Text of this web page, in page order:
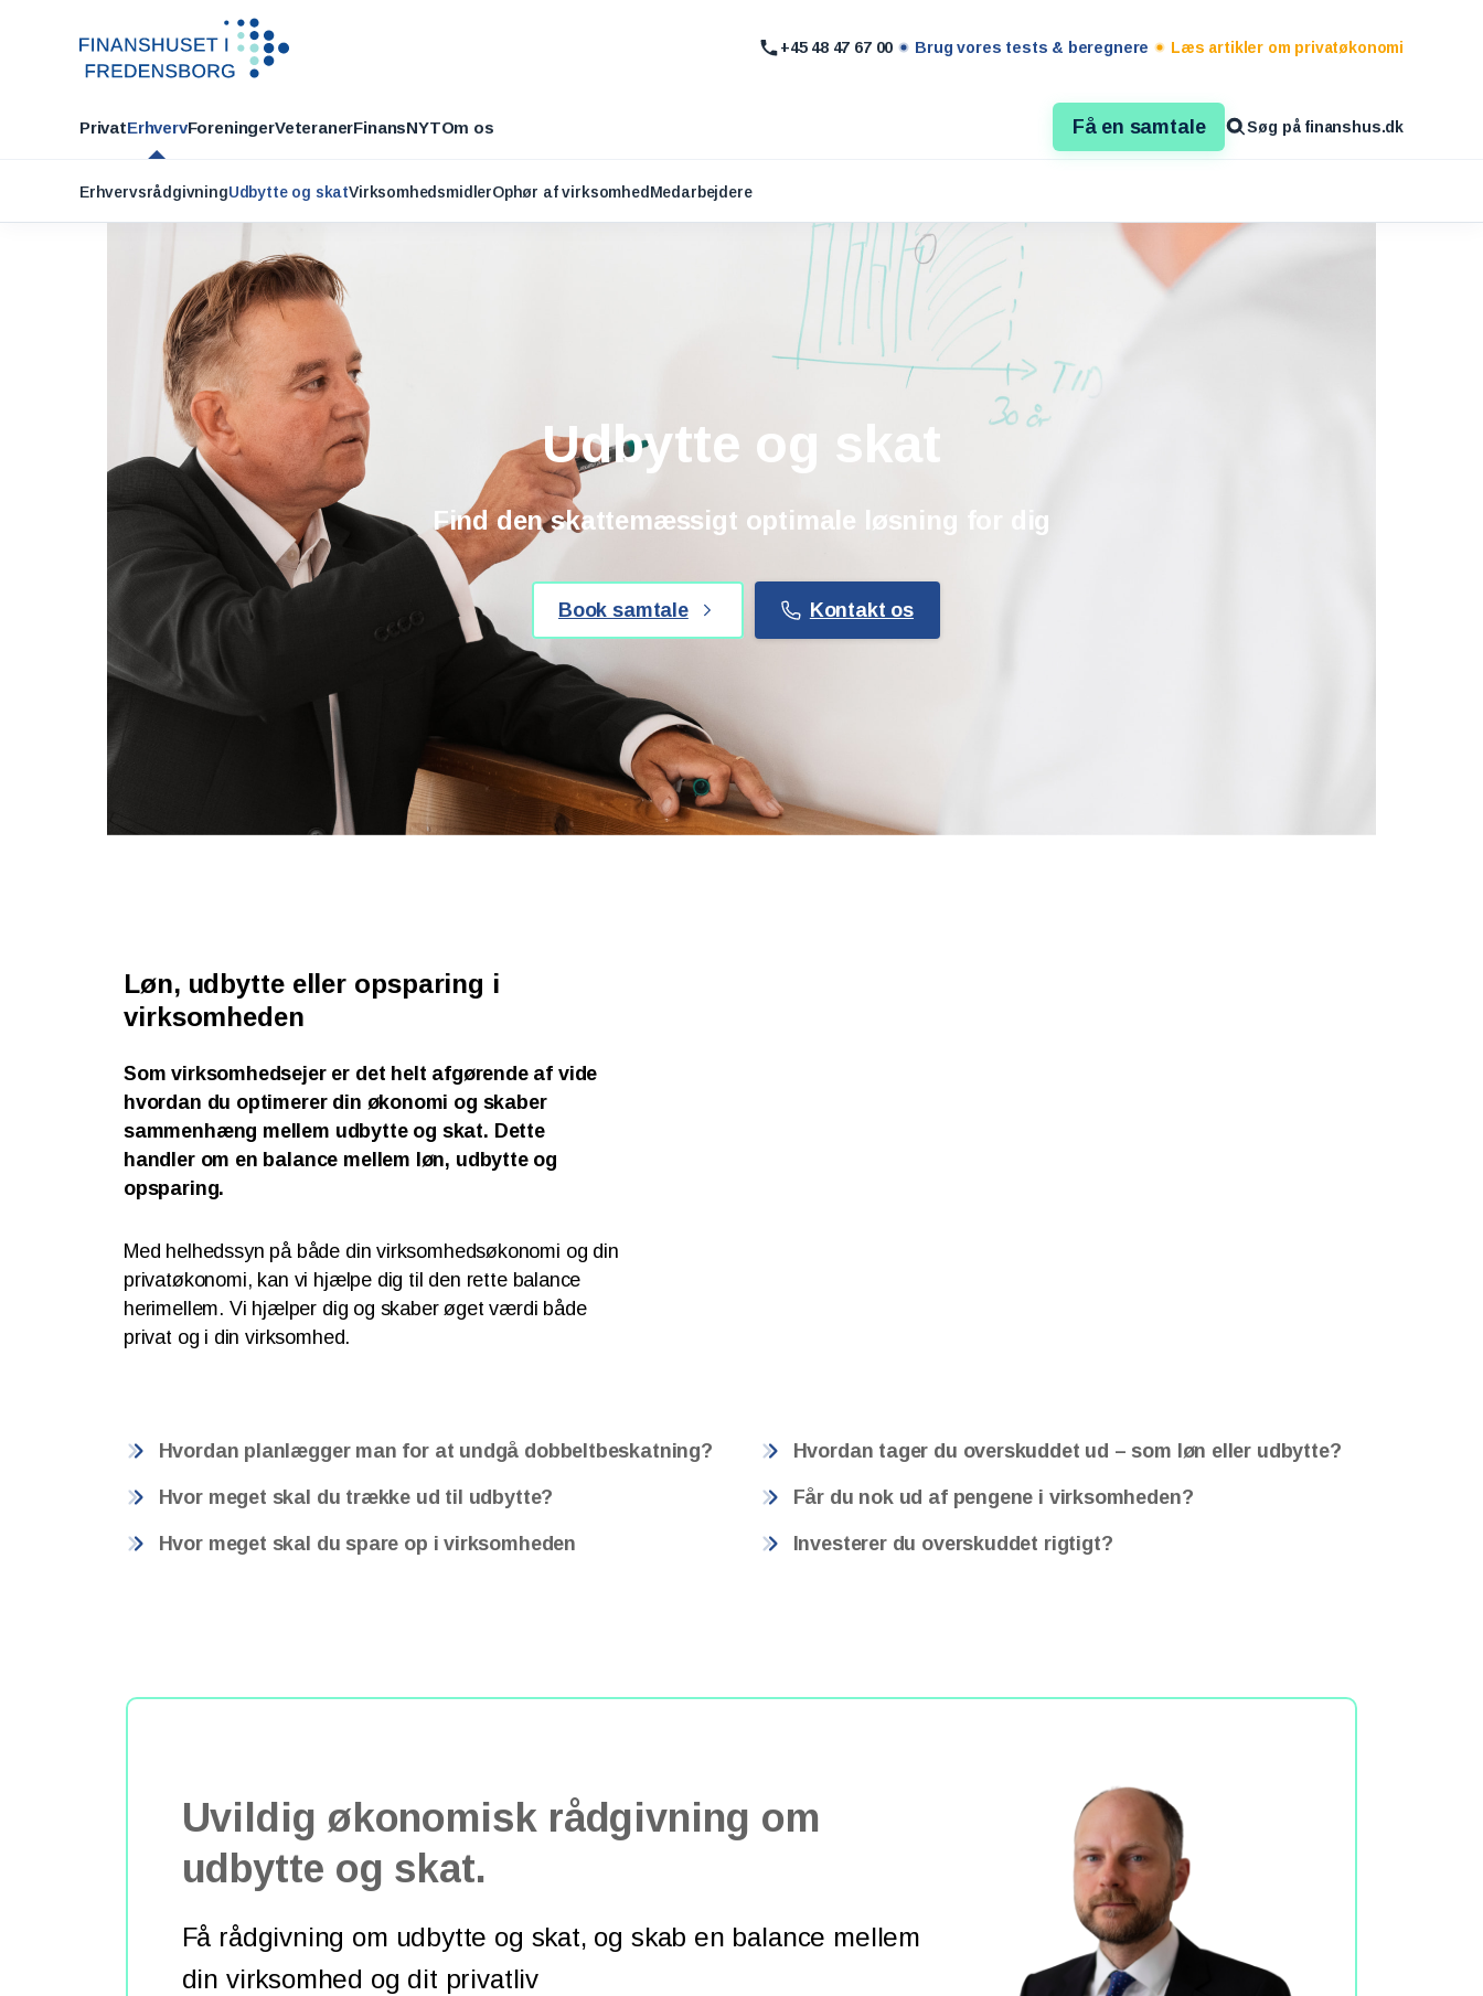
+45 48 47 67 00 Brug vores tests & beregnere Læs artikler om privatøkonomi
PrivatErhvervForeningerVeteranerFinansNYTOm os Få en samtale Søg på finanshus.dk
ErhvervsrådgivningUdbytte og skatVirksomhedsmidlerOphør af virksomhed Medarbejdere
Udbytte og skat
Find den skattemæssigt optimale løsning for dig
Book samtale Kontakt os
Løn, udbytte eller opsparing i
virksomheden
Som virksomhedsejer er det helt afgørende af vide
hvordan du optimerer din økonomi og skaber
sammenhæng mellem udbytte og skat. Dette
handler om en balance mellem løn, udbytte og
opsparing.
Med helhedssyn på både din virksomhedsøkonomi og din
privatøkonomi, kan vi hjælpe dig til den rette balance
herimellem. Vi hjælper dig og skaber øget værdi både
privat og i din virksomhed.
Hvordan planlægger man for at undgå dobbeltbeskatning?
Hvor meget skal du trække ud til udbytte?
Hvor meget skal du spare op i virksomheden
Hvordan tager du overskuddet ud – som løn eller udbytte?
Får du nok ud af pengene i virksomheden?
Investerer du overskuddet rigtigt?
Uvildig økonomisk rådgivning om
udbytte og skat.
Få rådgivning om udbytte og skat, og skab en balance mellem
din virksomhed og dit privatliv